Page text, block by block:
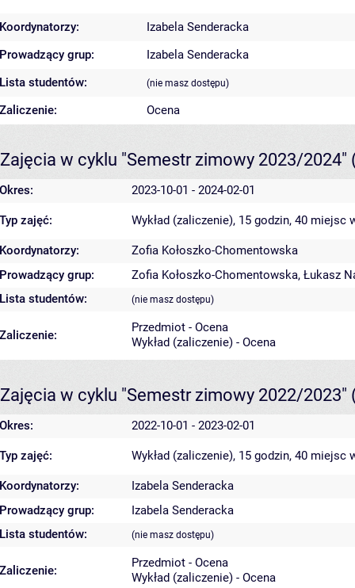
Koordynatorzy:
Izabela Senderacka
Prowadzący grup:
Izabela Senderacka
Lista studentów:
(nie masz dostępu)
Zaliczenie: Ocena
Zajęcia w cyklu "Semestr zimowy 2023/2024"
Okres: 2023-10-01 - 2024-02-01
Typ zajęć: Wykład (zaliczenie), 15 godzin, 40 miejsc
Koordynatorzy:
Zofia Kołoszko-Chomentowska
Prowadzący grup:
Zofia Kołoszko-Chomentowska, Łukasz
Lista studentów:
(nie masz dostępu)
Zaliczenie:
Przedmiot - Ocena
Wykład (zaliczenie) - Ocena
Zajęcia w cyklu "Semestr zimowy 2022/2023"
Okres: 2022-10-01 - 2023-02-01
Typ zajęć: Wykład (zaliczenie), 15 godzin, 40 miejsc
Koordynatorzy:
Izabela Senderacka
Prowadzący grup:
Izabela Senderacka
Lista studentów:
(nie masz dostępu)
Zaliczenie:
Przedmiot - Ocena
Wykład (zaliczenie) - Ocena